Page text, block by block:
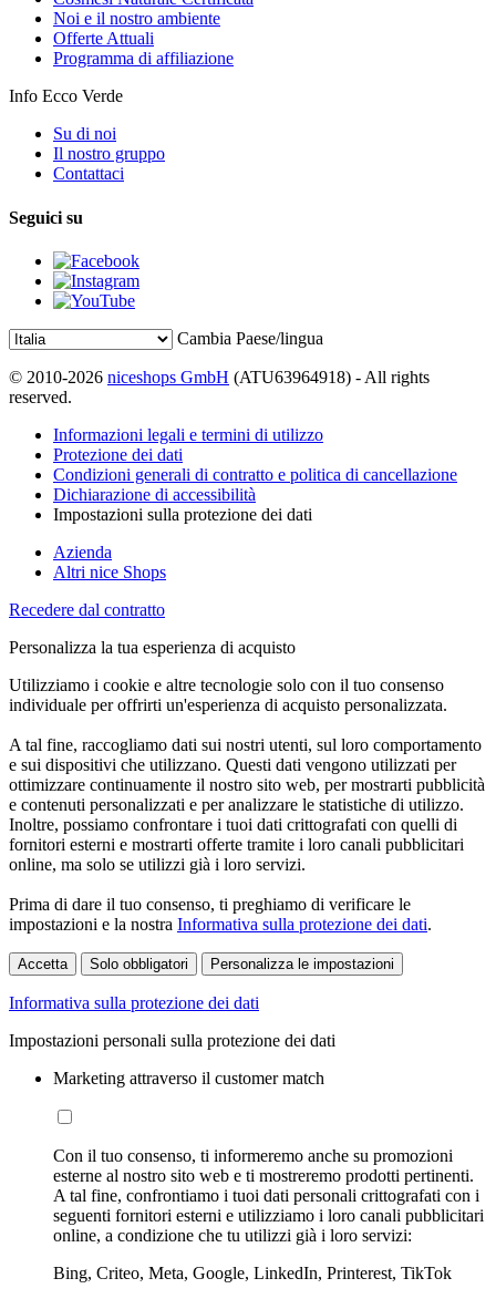
Noi e il nostro ambiente
Offerte Attuali
Programma di affiliazione
Info Ecco Verde
Su di noi
Il nostro gruppo
Contattaci
Seguici su
Cambia Paese/lingua
© 2010-2026 niceshops GmbH (ATU63964918) - All rights
reserved.
Informazioni legali e termini di utilizzo
Protezione dei dati
Condizioni generali di contratto e politica di cancellazione
Dichiarazione di accessibilità
Impostazioni sulla protezione dei dati
Azienda
Altri nice Shops
Recedere dal contratto
Personalizza la tua esperienza di acquisto
Utilizziamo i cookie e altre tecnologie solo con il tuo consenso
individuale per offrirti un'esperienza di acquisto personalizzata.
A tal fine, raccogliamo dati sui nostri utenti, sul loro comportamento
e sui dispositivi che utilizzano. Questi dati vengono utilizzati per
ottimizzare continuamente il nostro sito web, per mostrarti pubblicità
e contenuti personalizzati e per analizzare le statistiche di utilizzo.
Inoltre, possiamo confrontare i tuoi dati crittografati con quelli di
fornitori esterni e mostrarti offerte tramite i loro canali pubblicitari
online, ma solo se utilizzi già i loro servizi.
Prima di dare il tuo consenso, ti preghiamo di verificare le
impostazioni e la nostra Informativa sulla protezione dei dati.
Accetta Solo obbligatori Personalizza le impostazioni
Informativa sulla protezione dei dati
Impostazioni personali sulla protezione dei dati
Marketing attraverso il customer match
Con il tuo consenso, ti informeremo anche su promozioni
esterne al nostro sito web e ti mostreremo prodotti pertinenti.
A tal fine, confrontiamo i tuoi dati personali crittografati con i
seguenti fornitori esterni e utilizziamo i loro canali pubblicitari
online, a condizione che tu utilizzi già i loro servizi:
Bing, Criteo, Meta, Google, LinkedIn, Printerest, TikTok